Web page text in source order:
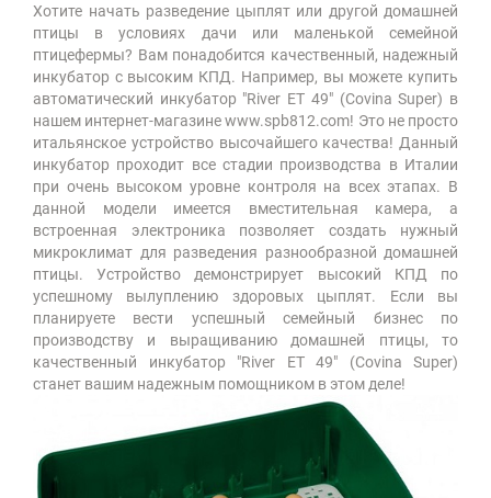
Хотите начать разведение цыплят или другой домашней
птицы в условиях дачи или маленькой семейной
птицефермы? Вам понадобится качественный, надежный
инкубатор с высоким КПД. Например, вы можете купить
автоматический инкубатор "River ET 49" (Covina Super) в
нашем интернет-магазине www.spb812.com! Это не просто
итальянское устройство высочайшего качества! Данный
инкубатор проходит все стадии производства в Италии
при очень высоком уровне контроля на всех этапах. В
данной модели имеется вместительная камера, а
встроенная электроника позволяет создать нужный
микроклимат для разведения разнообразной домашней
птицы. Устройство демонстрирует высокий КПД по
успешному вылуплению здоровых цыплят. Если вы
планируете вести успешный семейный бизнес по
производству и выращиванию домашней птицы, то
качественный инкубатор "River ET 49" (Covina Super)
станет вашим надежным помощником в этом деле!